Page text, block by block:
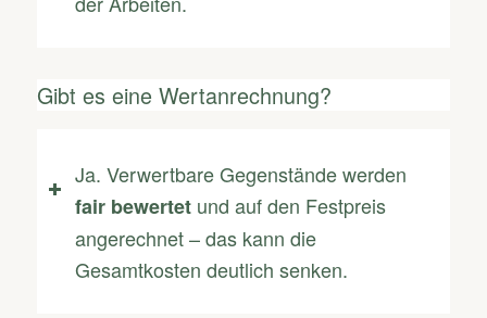
Gibt es eine Wertanrechnung?
Ja. Verwertbare Gegenstände werden
fair bewertetund auf den Festpreis
angerechnet – das kann die
Gesamtkosten deutlich senken.